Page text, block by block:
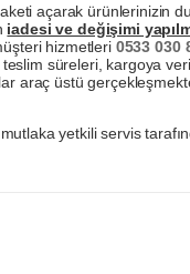
açarak ürünlerinizin
iadesi ve değişimi
hizmetleri 0533 030
süreleri, kargoya
araç üstü
yetkili servis